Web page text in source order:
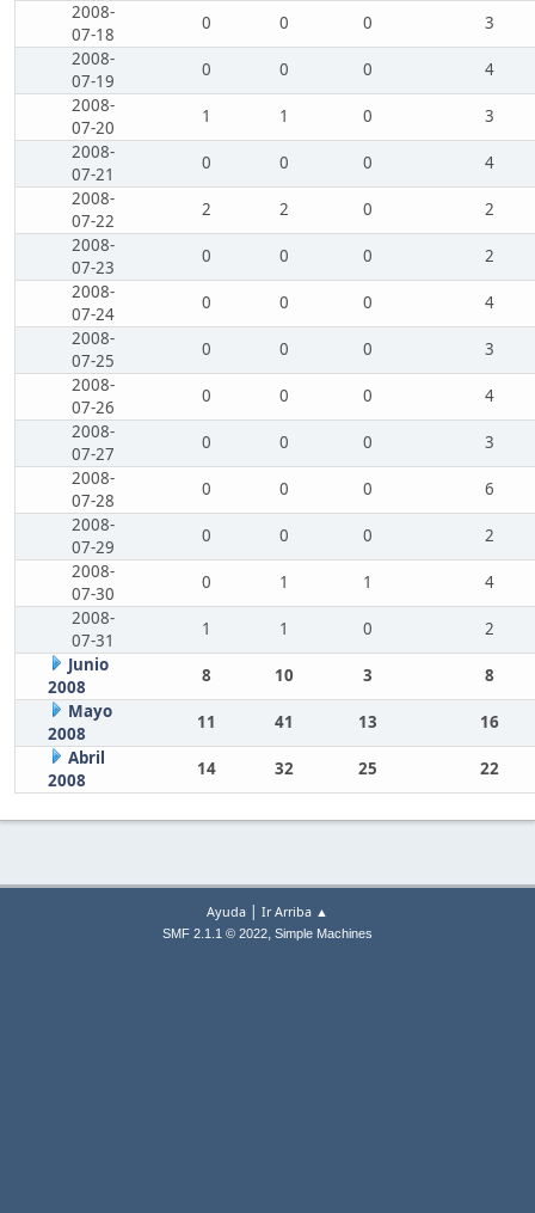
2008-
07-18
0 0 0
3
2008-
07-19
0 0 0
4
2008-
07-20
1 1 0
3
2008-
07-21
0 0 0
4
2008-
07-22
2 2 0
2
2008-
07-23
0 0 0
2
2008-
07-24
0 0 0
4
2008-
07-25
0 0 0
3
2008-
07-26
0 0 0
4
2008-
07-27
0 0 0
3
2008-
07-28
0 0 0
6
2008-
07-29
0 0 0
2
2008-
07-30
0 1 1
4
2008-
07-31
1 1 0
2
Junio
2008
8 10 3
8
Mayo
2008
11 41 13
16
Abril
2008
14 32 25 22
Ayuda | Ir Arriba ▲
SMF 2.1.1 © 2022, Simple Machines